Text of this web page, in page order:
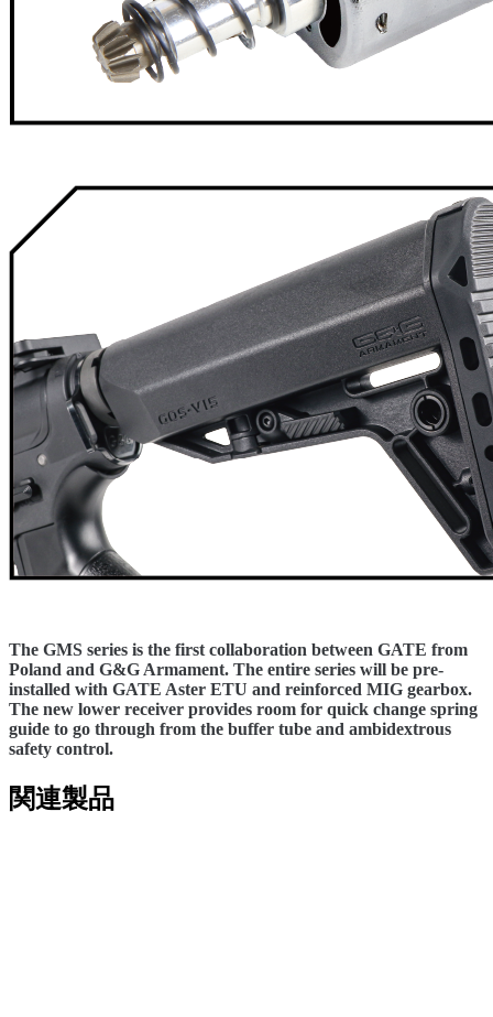
The GMS series is the first collaboration between GATE from
Poland and G&G Armament. The entire series will be pre-
installed with GATE Aster ETU and reinforced MIG gearbox.
The new lower receiver provides room for quick change spring
guide to go through from the buffer tube and ambidextrous
safety control.
関連製品